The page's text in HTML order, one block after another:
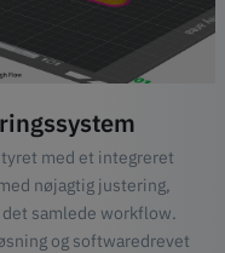
med et integreret
nøjagtig justering,
samlede workflow.
og softwaredrevet